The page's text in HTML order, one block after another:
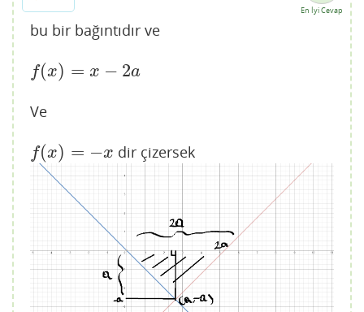
En İyi Cevap
bu bir bağıntıdır ve
f(x) = x − 2a
f(x)=x −2a
Ve
f(x) = −x
f(x)=− x dir çizersek